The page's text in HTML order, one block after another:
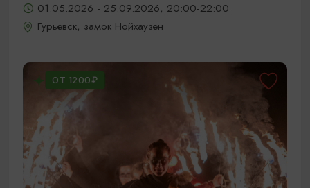
01.05.2026 - 25.09.2026, 20:00-22:00
Гурьевск, замок Нойхаузен
ОТ 1200₽